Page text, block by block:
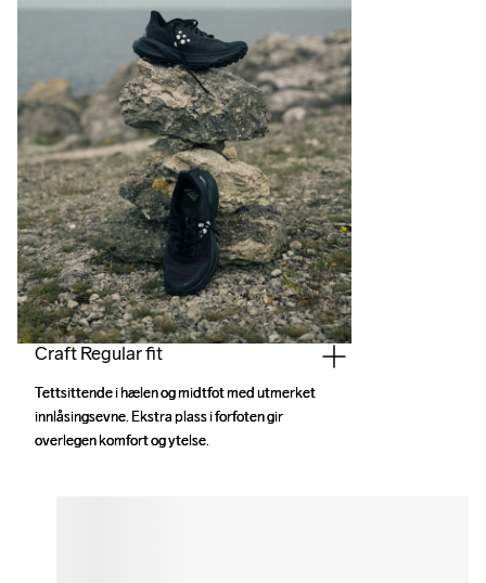
Craft Regular fit
Tettsittende i hælen og midtfot med utmerket
innlåsingsevne. Ekstra plass i forfoten gir
overlegen komfort og ytelse.
Tettsittende i hælen og midtfot med utmerket
innlåsingsevne. Ekstra plass i forfoten gir
overlegen komfort og ytelse.